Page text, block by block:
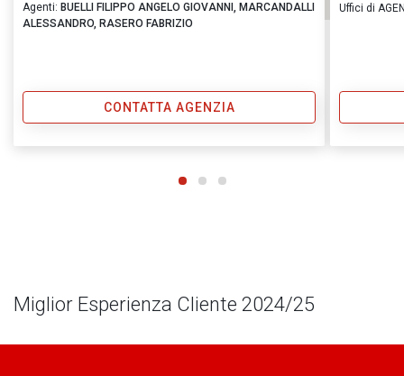
Agenti: BUELLI FILIPPO ANGELO GIOVANNI, MARCANDALLI
ALESSANDRO, RASERO FABRIZIO
CONTATTA AGENZIA
Uffici di
Miglior Esperienza Cliente 2024/25